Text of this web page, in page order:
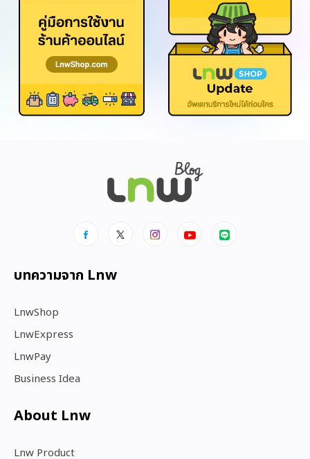
บทความจาก Lnw
LnwShop
LnwExpress
LnwPay
Business Idea
About Lnw​
Lnw Product